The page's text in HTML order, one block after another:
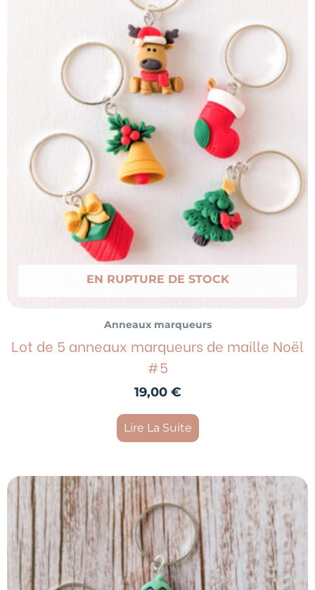
EN RUPTURE DE STOCK
Anneaux marqueurs
Lot de 5 anneaux marqueurs de maille Noël
#5
19,00 €
Lire La Suite